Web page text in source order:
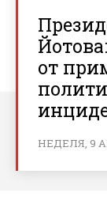
от
НЕДЕЛЯ, 9